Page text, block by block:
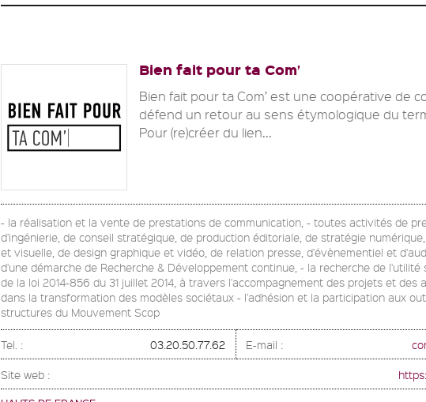
Bien fait pour ta Com’
Bien fait pour ta Com’ est une coopérative de
défend un retour au sens étymologique du
Pour (re)créer du lien...
- la réalisation et la vente de prestations de communication, - toutes activités de
d'ingénierie, de conseil stratégique, de production éditoriale, de stratégie
et visuelle, de design graphique et vidéo, de relation presse, d'évènementiel et
d'une démarche de Recherche & Développement continue, - la recherche de l'utilité
de la loi 2014-856 du 31 juillet 2014, à travers l'accompagnement des projets et des
dans la transformation des modèles sociétaux - l'adhésion et la participation aux
structures du Mouvement Scop
Tel. : 03.20.50.77.62 E-mail :
Site web :